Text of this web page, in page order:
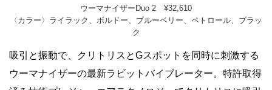
ウーマナイザーDuo 2 ¥32,610
〈カラー〉ライラック、ボルドー、ブルーベリー、ペトロール、ブラッ
ク
吸引と振動で、クリトリスとGスポットを同時に刺激する
ウーマナイザーの最新ラビットバイブレーター。特許取得